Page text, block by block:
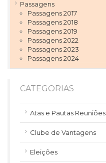
Passagens
Passagens 2017
Passagens 2018
Passagens 2019
Passagens 2022
Passagens 2023
Passagens 2024
CATEGORIAS
Atas e Pautas Reuniões
Clube de Vantagens
Eleições